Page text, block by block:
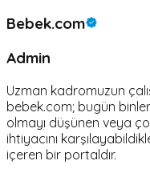
Bebek.com
Admin
Uzman kadromuzun
bebek.com; bugün
olmayı düşünen veya
ihtiyacını
içeren bir portaldır.